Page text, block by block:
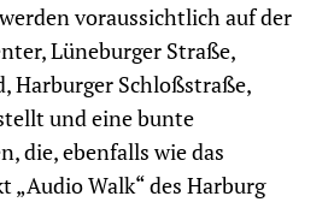
voraussichtlich auf der
Lüneburger Straße,
Harburger Schloßstraße,
und eine bunte
die, ebenfalls wie das
„Audio Walk“ des Harburg